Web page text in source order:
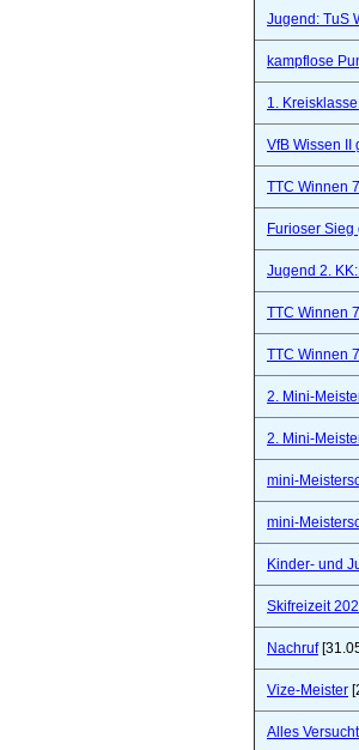
Jugend: TuS
kampflose
1.
VfB Wissen II
TTC Winnen
Furioser
Jugend 2.
TTC Winnen
TTC Winnen
2. Mini-
2. Mini-
mini-
mini-
Kinder- und
Skifreizeit
Nachruf
Vize-Meister
Alles Versucht